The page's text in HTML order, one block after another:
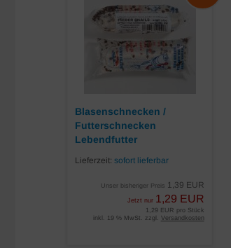
Blasenschnecken /
Futterschnecken
Lebendfutter
Lieferzeit:sofort lieferbar
Unser bisheriger Preis 1,39 EUR
Jetzt nur 1,29 EUR
1,29 EUR pro Stück
inkl. 19 % MwSt. zzgl. Versandkosten